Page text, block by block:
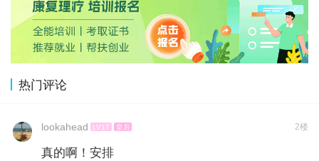
热门评论
lookahead LV17 皇后 2楼
真的啊！安排